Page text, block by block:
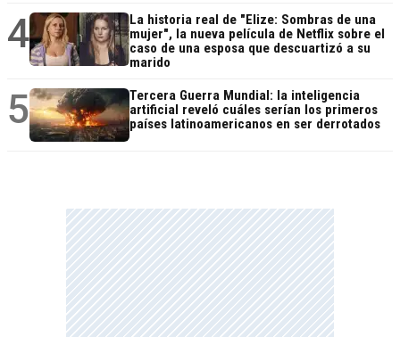
4
La historia real de "Elize: Sombras de una
mujer", la nueva película de Netflix sobre el
caso de una esposa que descuartizó a su
marido
5
Tercera Guerra Mundial: la inteligencia
artificial reveló cuáles serían los primeros
países latinoamericanos en ser derrotados